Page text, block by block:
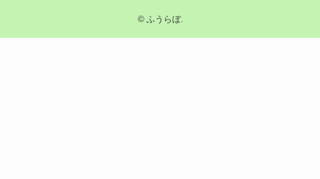
©ふうらぼ.